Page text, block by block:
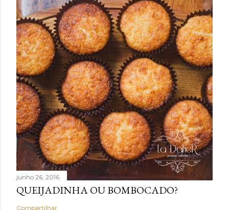
junho 26, 2016
QUEIJADINHA OU BOMBOCADO?
Compartilhar